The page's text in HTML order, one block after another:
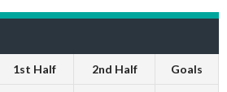
1st Half 2nd Half Goals